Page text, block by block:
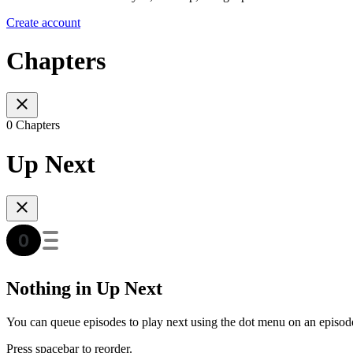
Create account
Chapters
0 Chapters
Up Next
Nothing in Up Next
You can queue episodes to play next using the dot menu on an
Press spacebar to reorder.